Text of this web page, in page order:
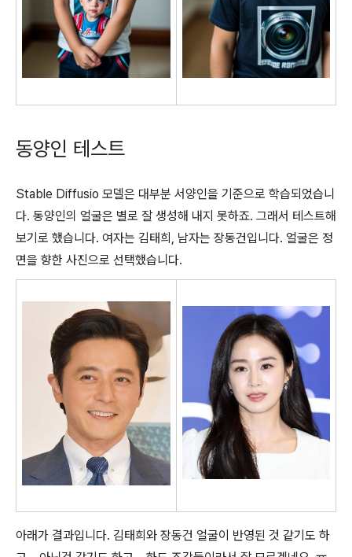
동양인 테스트
Stable Diffusio 모델은 대부분 서양인을 기준으로 학습되었습니
다. 동양인의 얼굴은 별로 잘 생성해 내지 못하죠. 그래서 테스트해
보기로 했습니다. 여자는 김태희, 남자는 장동건입니다. 얼굴은 정
면을 향한 사진으로 선택했습니다.
아래가 결과입니다. 김태희와 장동건 얼굴이 반영된 것 같기도 하